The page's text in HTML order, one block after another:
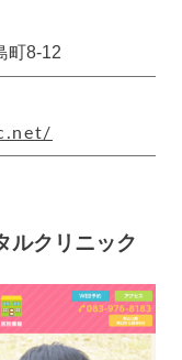
町8-12
ルクリニック